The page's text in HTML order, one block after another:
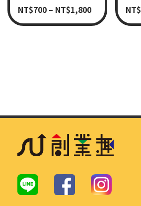
NT$700 – NT$1,800 NT$